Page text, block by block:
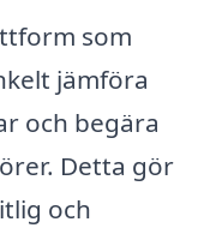
som
jämföra
och begära
Detta gör
och